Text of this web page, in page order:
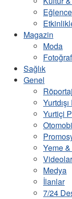
Eğlence
Magazin
Moda
Sağlık
Genel
Yurtiçi
Yeme
Videolar
Medya
İlanlar
7/24